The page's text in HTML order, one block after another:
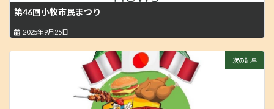
第46回小牧市民まつり
2025年9月25日
次の記事